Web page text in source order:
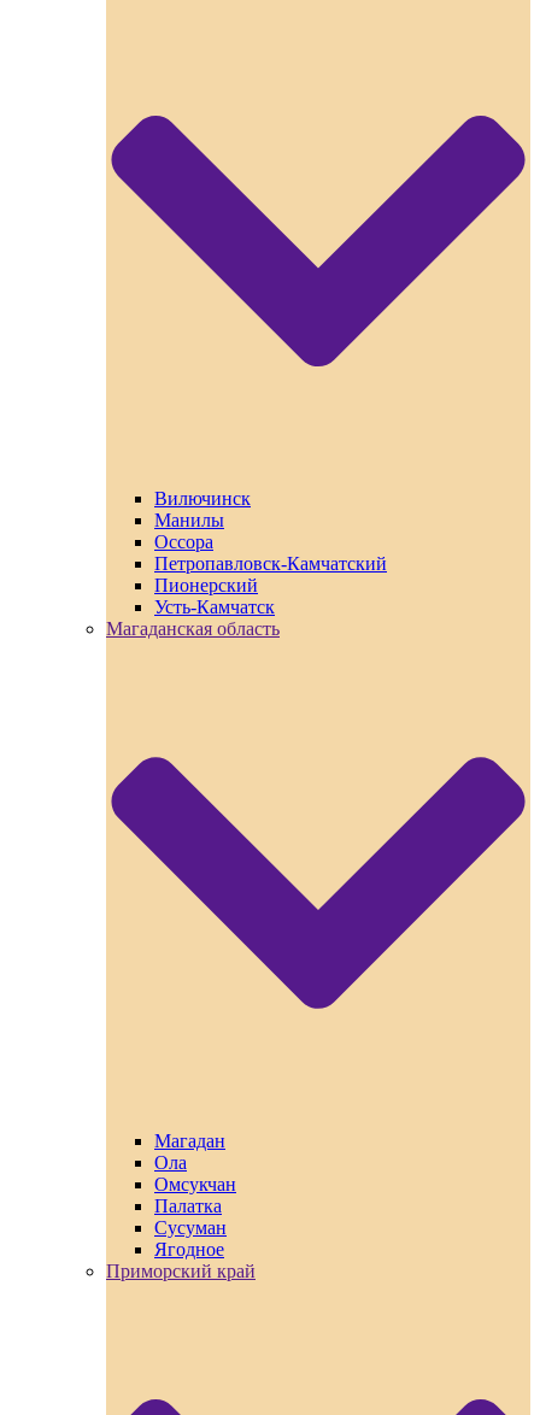
Вилючинск
Манилы
Оссора
Петропавловск-Камчатский
Пионерский
Усть-Камчатск
Магаданская область
Магадан
Ола
Омсукчан
Палатка
Сусуман
Ягодное
Приморский край